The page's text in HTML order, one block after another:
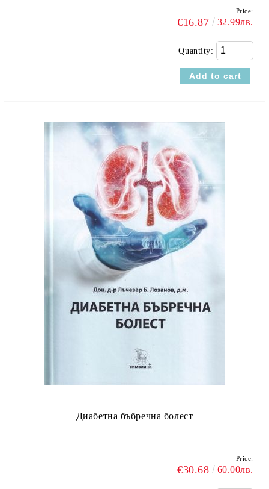
Price:
€16.87 32.99лв.
Quantity:
Диабетна бъбречна болест
Price:
€30.68 60.00лв.